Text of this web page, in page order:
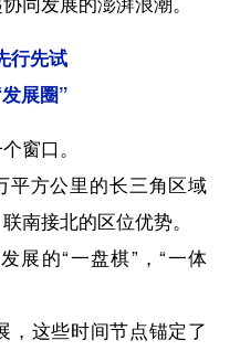
行先试
展圈”
窗口。
方公里的长三角区域
南接北的区位优势。
的“一盘棋”，“一体
这些时间节点锚定了